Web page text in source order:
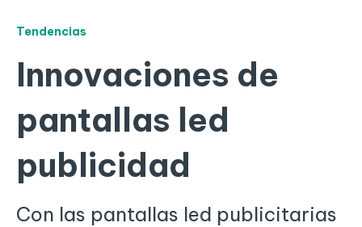
Tendencias
Innovaciones de
pantallas led
publicidad
Con las pantallas led publicitarias